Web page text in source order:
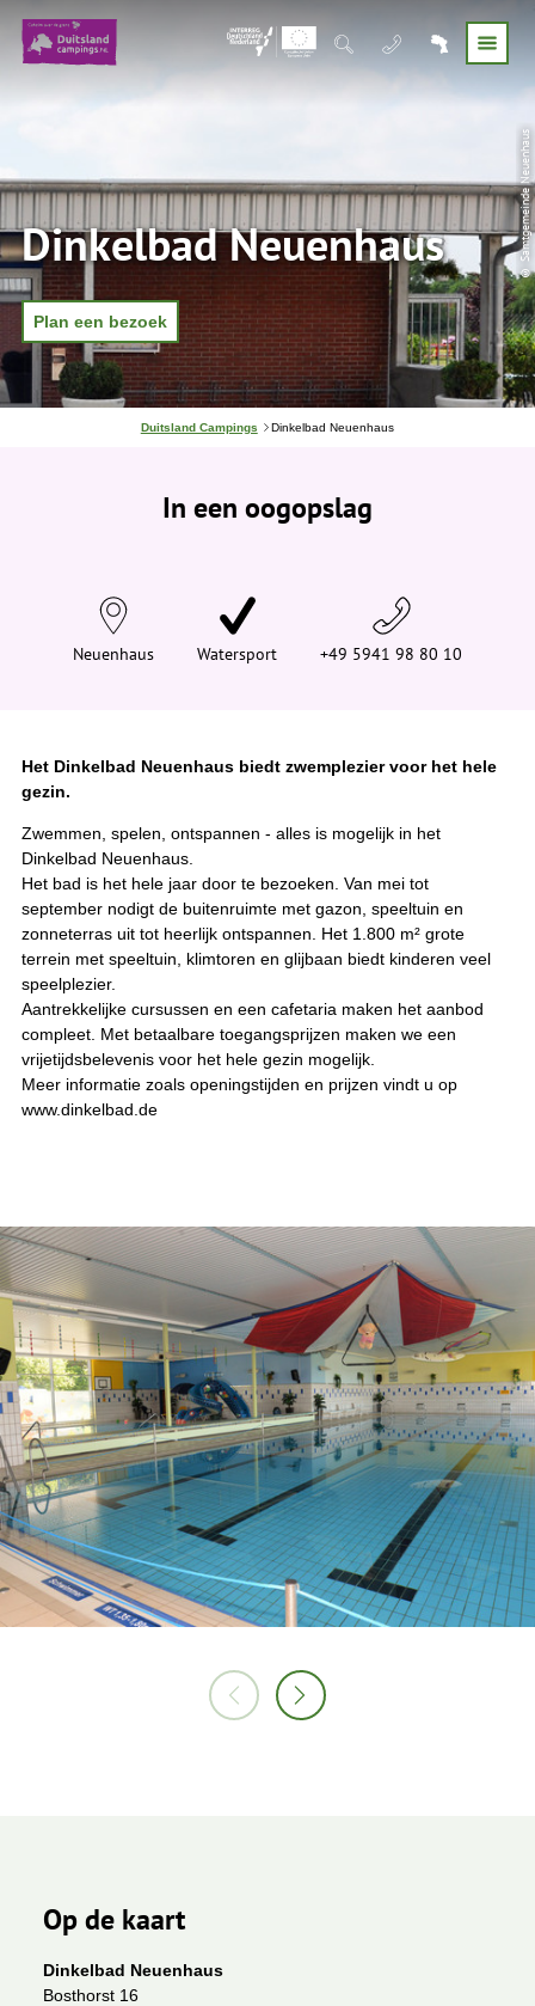
© Samtgemeinde Neuenhaus
Dinkelbad Neuenhaus
Plan een bezoek
J
e
Duitsland Campings Dinkelbad Neuenhaus
In een oogopslag
Neuenhaus Watersport +49 5941 98 80 10
Het Dinkelbad Neuenhaus biedt zwemplezier voor het hele
gezin.
Zwemmen, spelen, ontspannen - alles is mogelijk in het
Dinkelbad Neuenhaus.
Het bad is het hele jaar door te bezoeken. Van mei tot
september nodigt de buitenruimte met gazon, speeltuin en
zonneterras uit tot heerlijk ontspannen. Het 1.800 m² grote
terrein met speeltuin, klimtoren en glijbaan biedt kinderen veel
speelplezier.
Aantrekkelijke cursussen en een cafetaria maken het aanbod
compleet. Met betaalbare toegangsprijzen maken we een
vrijetijdsbelevenis voor het hele gezin mogelijk.
Meer informatie zoals openingstijden en prijzen vindt u op
www.dinkelbad.de
Op de kaart
Dinkelbad Neuenhaus
Bosthorst 16